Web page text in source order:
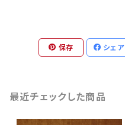
保存 シェア
最近チェックした商品